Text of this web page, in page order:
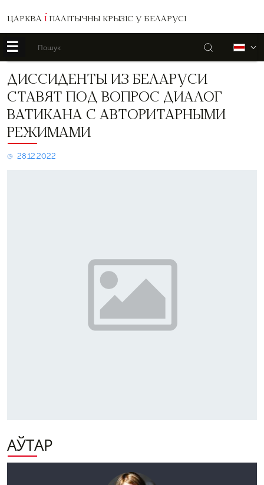
ЦАРКВА І ПАЛІТЫЧНЫ КРЫЗІС У БЕЛАРУСІ
☰ Пошук
Диссиденты
из
Беларуси
ставят
под
вопрос
диалог
Ватикана
ДИССИДЕНТЫ ИЗ БЕЛАРУСИ
СТАВЯТ ПОД ВОПРОС ДИАЛОГ
ВАТИКАНА С АВТОРИТАРНЫМИ
РЕЖИМАМИ
28.12.2022
АЎТАР